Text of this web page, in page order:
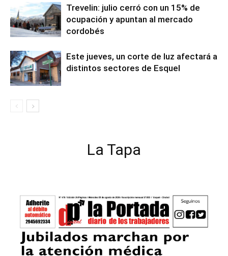
Trevelin: julio cerró con un 15% de
ocupación y apuntan al mercado
cordobés
Este jueves, un corte de luz afectará a
distintos sectores de Esquel
La Tapa